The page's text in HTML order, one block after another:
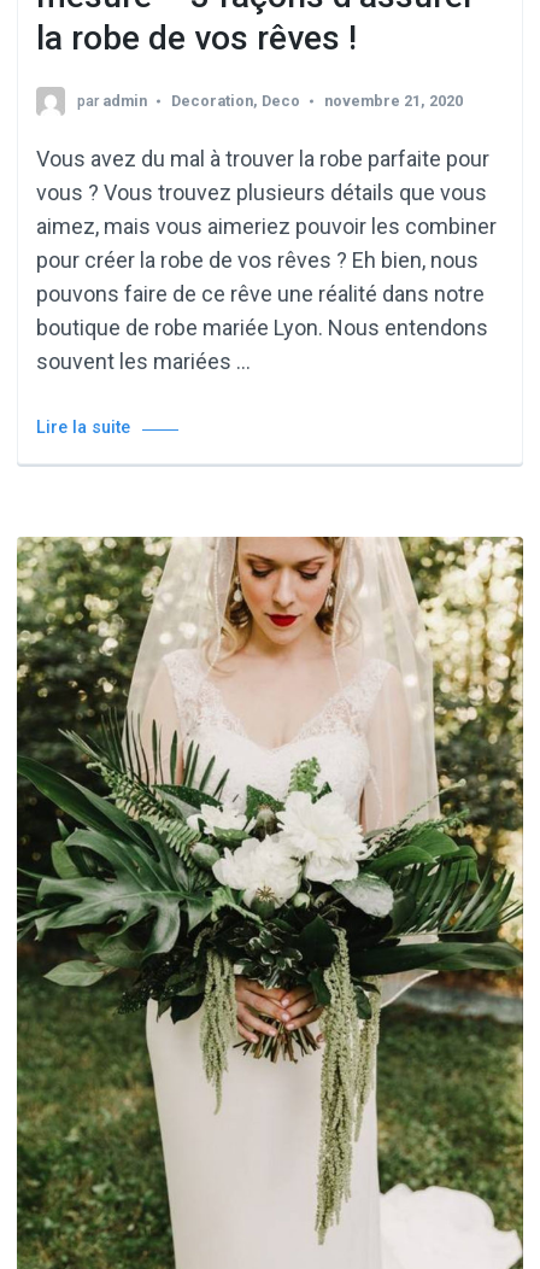
la robe de vos rêves !
par admin Decoration, Deco novembre 21, 2020
Vous avez du mal à trouver la robe parfaite pour
vous ? Vous trouvez plusieurs détails que vous
aimez, mais vous aimeriez pouvoir les combiner
pour créer la robe de vos rêves ? Eh bien, nous
pouvons faire de ce rêve une réalité dans notre
boutique de robe mariée Lyon. Nous entendons
souvent les mariées …
Lire la suite